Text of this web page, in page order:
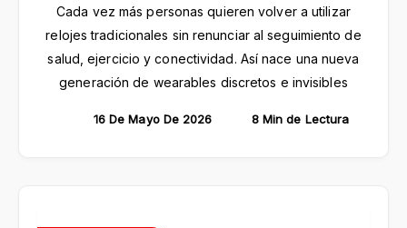
Cada vez más personas quieren volver a utilizar
relojes tradicionales sin renunciar al seguimiento de
salud, ejercicio y conectividad. Así nace una nueva
generación de wearables discretos e invisibles
16 De Mayo De 2026 8 Min de Lectura